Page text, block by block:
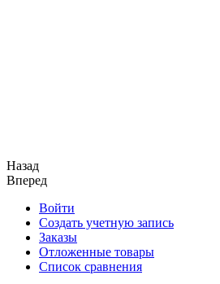
Назад
Вперед
Войти
Создать учетную запись
Заказы
Отложенные товары
Список сравнения